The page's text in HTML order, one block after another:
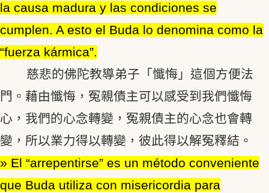
la causa madura y las condiciones se
cumplen. A esto el Buda lo denomina como la
“fuerza kármica”.
慈悲的佛陀教導弟子「懺悔」這個方便法
門。藉由懺悔，冤親債主可以感受到我們懺悔
心，我們的心念轉變，冤親債主的心念也會轉
變，所以業力得以轉變，彼此得以解冤釋結。
» El “arrepentirse” es un método conveniente
que Buda utiliza con misericordia para